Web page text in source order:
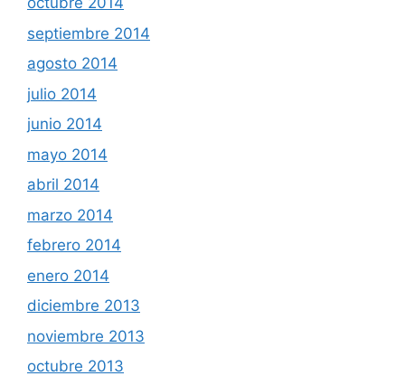
septiembre 2014
agosto 2014
julio 2014
junio 2014
mayo 2014
abril 2014
marzo 2014
febrero 2014
enero 2014
diciembre 2013
noviembre 2013
octubre 2013